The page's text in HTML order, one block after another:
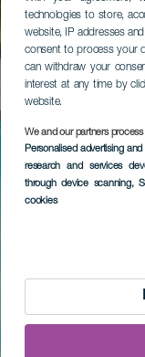
technologies to store,
website, IP addresses
consent to process your
can withdraw your
interest at any time by
website.
We and our partners
Personalised advertising
research and services
through device scanning,
cookies